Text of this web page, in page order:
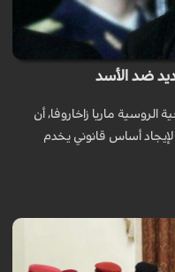
ضد الأسد
الروسية ماريا زاخاروفا، أن
أساس قانوني يخدم